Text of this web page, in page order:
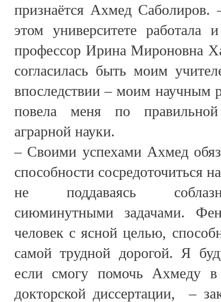
признаётся Ахмед
этом университете работала
профессор Ирина Мироновна
согласилась быть моим
впоследствии – моим научным
повела меня по
аграрной науки.
– Своими успехами Ахмед
способности сосредоточиться
не поддаваясь
сиюминутными задачами.
человек с ясной целью,
самой трудной дорогой. Я
если смогу помочь Ахмеду в
докторской диссертации, –